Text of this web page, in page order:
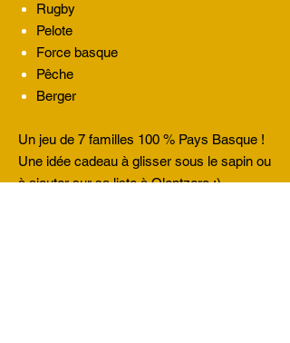
Rugby
Pelote
Force basque
Pêche
Berger
Un jeu de 7 familles 100 % Pays Basque !
Une idée cadeau à glisser sous le sapin ou
à ajouter sur sa liste à Olentzero ;)